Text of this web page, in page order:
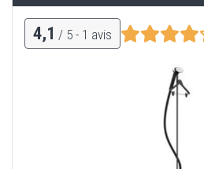
4,1 / 5 - 1 avis